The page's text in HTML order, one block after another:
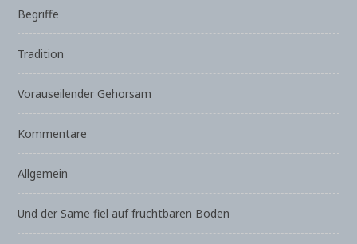
Begriffe
Tradition
Vorauseilender Gehorsam
Kommentare
Allgemein
Und der Same fiel auf fruchtbaren Boden